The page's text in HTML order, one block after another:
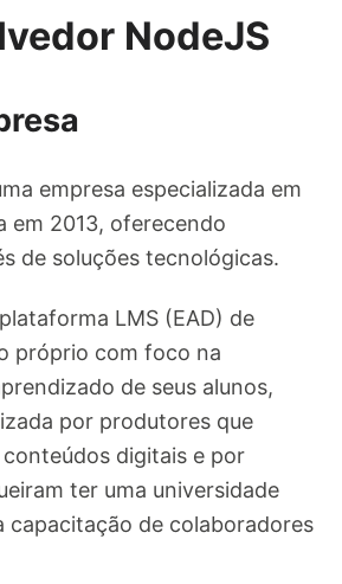
NodeJS
empresa especializada em
em 2013, oferecendo
de soluções tecnológicas.
LMS (EAD) de
próprio com foco na
de seus alunos,
por produtores que
digitais e por
ter uma universidade
capacitação de colaboradores